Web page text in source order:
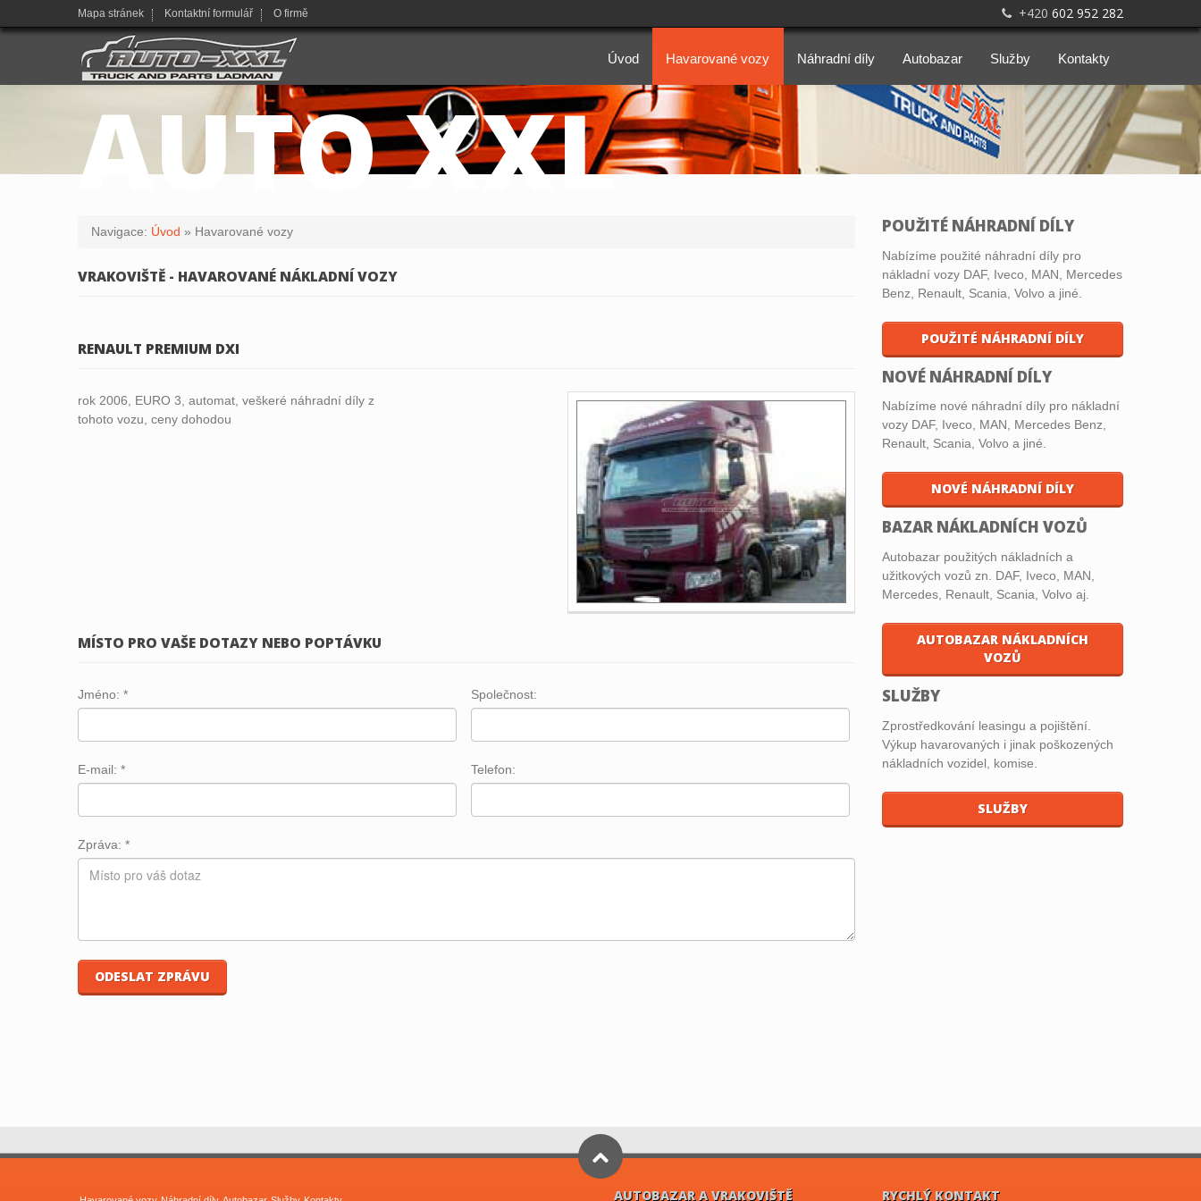
Mapa stránek Kontaktní formulář O firmě +420 602 952 282
Úvod Havarované vozy Náhradní díly Autobazar Služby Kontakty
AUTO XXL
Navigace: Úvod » Havarované vozy
VRAKOVIŠTĚ - HAVAROVANÉ NÁKLADNÍ VOZY
RENAULT PREMIUM DXI
rok 2006, EURO 3, automat, veškeré náhradní díly z
tohoto vozu, ceny dohodou
MÍSTO PRO VAŠE DOTAZY NEBO POPTÁVKU
Jméno: * Společnost:
E-mail: * Telefon:
Zpráva: *
POUŽITÉ NÁHRADNÍ DÍLY
Nabízíme použité náhradní díly pro
nákladní vozy DAF, Iveco, MAN, Mercedes
Benz, Renault, Scania, Volvo a jiné.
POUŽITÉ NÁHRADNÍ DÍLY
NOVÉ NÁHRADNÍ DÍLY
Nabízíme nové náhradní díly pro nákladní
vozy DAF, Iveco, MAN, Mercedes Benz,
Renault, Scania, Volvo a jiné.
NOVÉ NÁHRADNÍ DÍLY
BAZAR NÁKLADNÍCH VOZŮ
Autobazar použitých nákladních a
užitkových vozů zn. DAF, Iveco, MAN,
Mercedes, Renault, Scania, Volvo aj.
AUTOBAZAR NÁKLADNÍCH
VOZŮ
SLUŽBY
Zprostředkování leasingu a pojištění.
Výkup havarovaných i jinak poškozených
nákladních vozidel, komise.
SLUŽBY
AUTOBAZAR A VRAKOVIŠTĚ RYCHLÝ KONTAKT